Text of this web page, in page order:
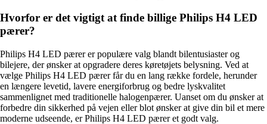
Hvorfor er det vigtigt at finde billige Philips H4 LED
pærer?
Philips H4 LED pærer er populære valg blandt bilentusiaster og
bilejere, der ønsker at opgradere deres køretøjets belysning. Ved at
vælge Philips H4 LED pærer får du en lang række fordele, herunder
en længere levetid, lavere energiforbrug og bedre lyskvalitet
sammenlignet med traditionelle halogenpærer. Uanset om du ønsker at
forbedre din sikkerhed på vejen eller blot ønsker at give din bil et mere
moderne udseende, er Philips H4 LED pærer et godt valg.